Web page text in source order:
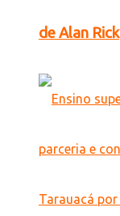
de Alan Rick